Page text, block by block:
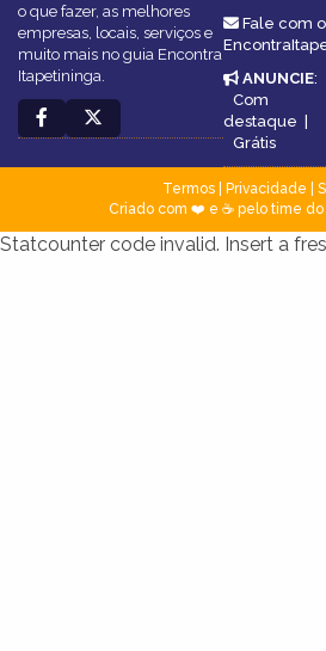
o que fazer, as melhores
empresas, locais, serviços e
muito mais no guia Encontra
Itapetininga.
Fale com o
ANUNCIE:
Com
destaque |
Grátis
Termos| Privacidade
Criado com ❤️ e ☕ pelo time do
Statcounter code invalid. Insert a